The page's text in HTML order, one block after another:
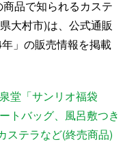
商品で知られるカステ
大村市)は、公式通販
」の販売情報を掲載
堂「サンリオ福袋
トバッグ、風呂敷つき
ステラなど(終売商品)